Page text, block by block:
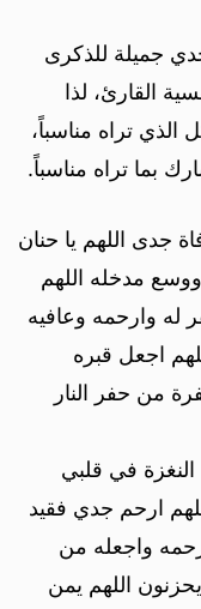
جميلة للذكرى
القارئ، لذا
الذي تراه مناسباً،
بما تراه مناسباً.
جدى اللهم يا حنان
ووسع مدخله اللهم
له وارحمه وعافيه
اجعل قبره
من حفر النار
في قلبي
ارحم جدي فقيد
واجعله من
اللهم يمن